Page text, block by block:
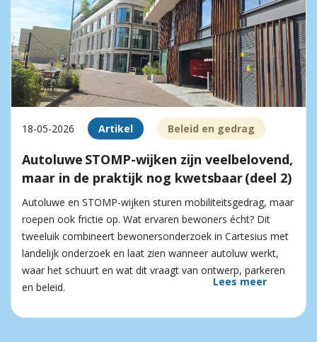
18-05-2026 Artikel Beleid en gedrag
Autoluwe STOMP-wijken zijn veelbelovend,
maar in de praktijk nog kwetsbaar (deel 2)
Autoluwe en STOMP-wijken sturen mobiliteitsgedrag, maar
roepen ook frictie op. Wat ervaren bewoners écht? Dit
tweeluik combineert bewonersonderzoek in Cartesius met
landelijk onderzoek en laat zien wanneer autoluw werkt,
waar het schuurt en wat dit vraagt van ontwerp, parkeren
en beleid.
Lees meer